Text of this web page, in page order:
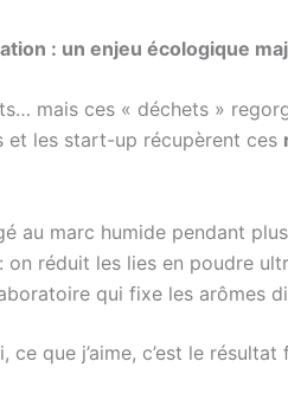
: un enjeu écologique
mais ces « déchets »
et les start-up récupèrent ces
au marc humide pendant
: on réduit les lies en poudre
qui fixe les arômes
ce que j’aime, c’est le